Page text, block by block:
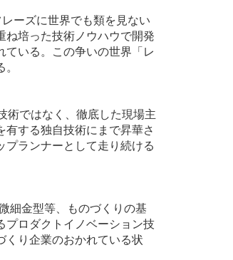
ーズに世界でも類を見ない
培った技術ノウハウで開発
いる。この争いの世界「レ
術ではなく、徹底した現場主
する独自技術にまで昇華さ
ランナーとして走り続ける
細金型等、ものづくりの基
プロダクトイノベーション技
り企業のおかれている状